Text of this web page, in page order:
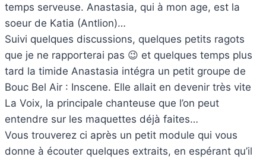
temps serveuse. Anastasia, qui à mon age, est la
soeur de Katia (Antlion)…
Suivi quelques discussions, quelques petits ragots
que je ne rapporterai pas 😉 et quelques temps plus
tard la timide Anastasia intégra un petit groupe de
Bouc Bel Air : Inscene. Elle allait en devenir très vite
La Voix, la principale chanteuse que l’on peut
entendre sur les maquettes déjà faites…
Vous trouverez ci après un petit module qui vous
donne à écouter quelques extraits, en espérant qu’il